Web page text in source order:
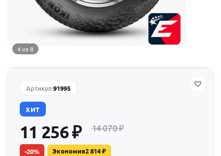
4 из 8
Артикул:91995
ХИТ
11 256₽ 14 070₽
-20% Экономия2 814₽